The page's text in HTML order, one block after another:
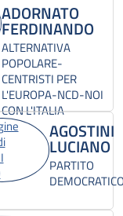
ADORNATO
FERDINANDO
ALTERNATIVA
POPOLARE-
CENTRISTI PER
L'EUROPA-NCD-NOI
CON L'ITALIA
AGOSTINI
LUCIANO
PARTITO